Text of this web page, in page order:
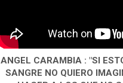
ANGEL CARAMBIA : "SI
SANGRE NO QUIERO